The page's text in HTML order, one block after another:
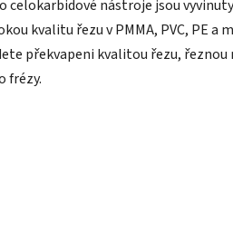
celokarbidové nástroje jsou
kvalitu řezu v PMMA, PVC, PE
překvapeni kvalitou řezu,
frézy.